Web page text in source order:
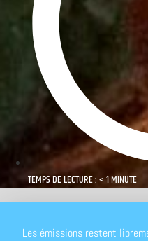
TEMPS DE LECTURE : < 1 MINUTE
Les émissions restent